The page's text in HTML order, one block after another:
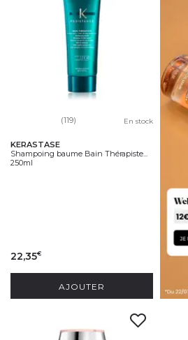
(119) En stock
KERASTASE
Shampoing baume Bain Thérapiste...
250ml
22,35€
AJOUTER